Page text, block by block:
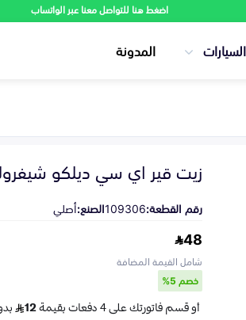
اضغط هنا للتواصل معنا عبر الواتساب
المدونة
زيت قير اي سي ديلكو
رقم القطعة:109306الصنع:أصلي
48
شامل القيمة المضافة
خصم 5%